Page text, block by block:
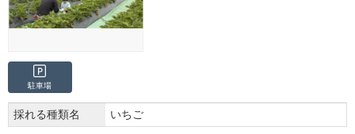
駐車場
採れる種類名 いちご